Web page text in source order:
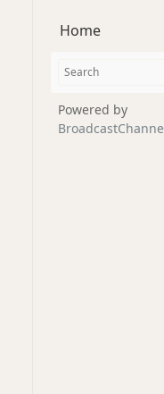
Home
Powered by